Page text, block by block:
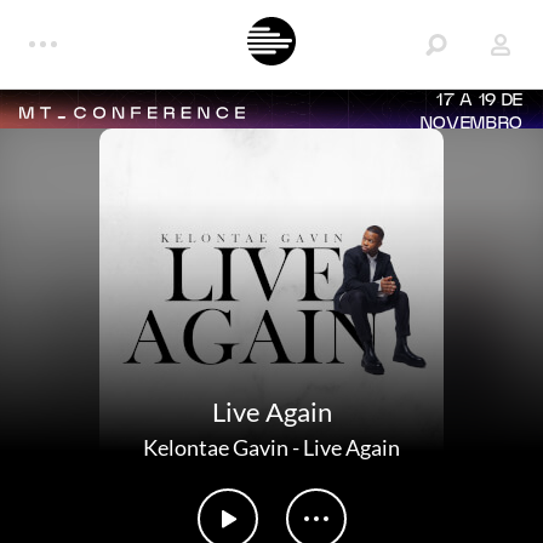
17 A 19 DE
NOVEMBRO
Live Again
Kelontae Gavin-Live Again